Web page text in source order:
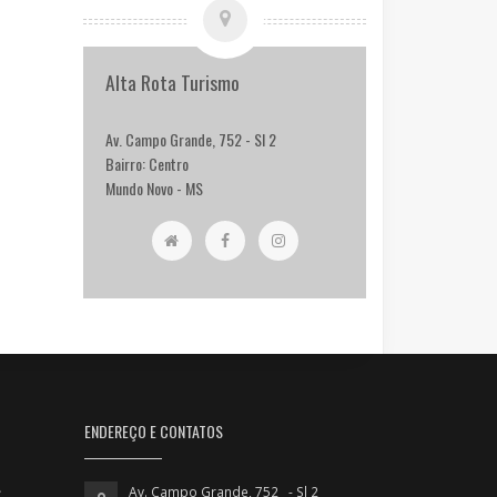
Alta Rota Turismo
Av. Campo Grande, 752 - Sl 2
Bairro: Centro
Mundo Novo - MS
ENDEREÇO E CONTATOS
Av. Campo Grande, 752 - Sl 2